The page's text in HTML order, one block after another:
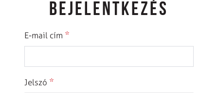
BEJELENTKEZÉS
E-mail cím *
Jelszó *